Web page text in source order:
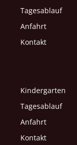
Tagesablauf
Anfahrt
Kontakt
Kindergarten
Tagesablauf
Anfahrt
Kontakt